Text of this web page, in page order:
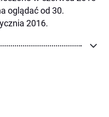
oglądać od 30.
2016.